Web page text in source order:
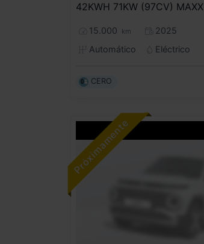
42KWH 71KW (97CV) MAXX
15.000 km
2025
Automático
Eléctrico
CERO